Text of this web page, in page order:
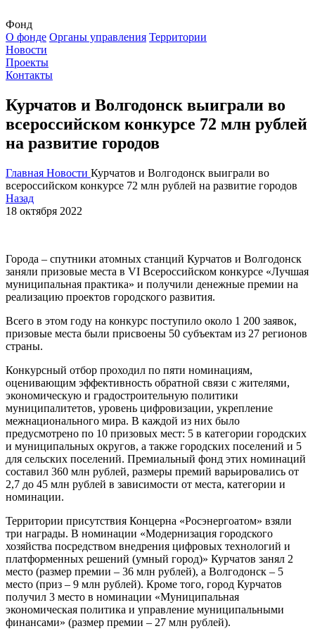
Фонд
О фонде Органы управления Территории
Новости
Проекты
Контакты
Курчатов и Волгодонск выиграли во
всероссийском конкурсе 72 млн рублей
на развитие городов
Главная Новости Курчатов и Волгодонск выиграли во
всероссийском конкурсе 72 млн рублей на развитие городов
Назад
18 октября 2022
Города – спутники атомных станций Курчатов и Волгодонск
заняли призовые места в VI Всероссийском конкурсе «Лучшая
муниципальная практика» и получили денежные премии на
реализацию проектов городского развития.
Всего в этом году на конкурс поступило около 1 200 заявок,
призовые места были присвоены 50 субъектам из 27 регионов
страны.
Конкурсный отбор проходил по пяти номинациям,
оценивающим эффективность обратной связи с жителями,
экономическую и градостроительную политики
муниципалитетов, уровень цифровизации, укрепление
межнационального мира. В каждой из них было
предусмотрено по 10 призовых мест: 5 в категории городских
и муниципальных округов, а также городских поселений и 5
для сельских поселений. Премиальный фонд этих номинаций
составил 360 млн рублей, размеры премий варьировались от
2,7 до 45 млн рублей в зависимости от места, категории и
номинации.
Территории присутствия Концерна «Росэнергоатом» взяли
три награды. В номинации «Модернизация городского
хозяйства посредством внедрения цифровых технологий и
платформенных решений (умный город)» Курчатов занял 2
место (размер премии – 36 млн рублей), а Волгодонск – 5
место (приз – 9 млн рублей). Кроме того, город Курчатов
получил 3 место в номинации «Муниципальная
экономическая политика и управление муниципальными
финансами» (размер премии – 27 млн рублей).